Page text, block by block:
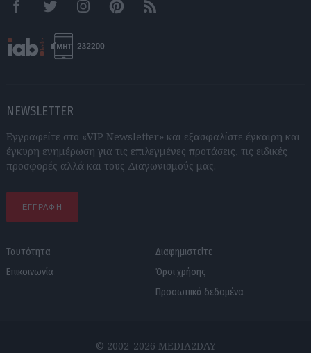
FacebookTwitter InstagramPinterestRSS feeds
NEWSLETTER
Εγγραφείτε στο «VIP Newsletter» και εξασφαλίστε έγκαιρη και
έγκυρη ενημέρωση για τις επιλεγμένες προτάσεις, τις ειδικές
προσφορές αλλά και τους Διαγωνισμούς μας.
ΕΓΓΡΑΦΗ
Ταυτότητα
Επικοινωνία
Διαφημιστείτε
Όροι χρήσης
Προσωπικά δεδομένα
© 2002-2026 MEDIA2DAY